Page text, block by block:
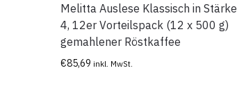
Melitta Auslese Klassisch in Stärke
4, 12er Vorteilspack (12 x 500 g)
gemahlener Röstkaffee
€85,69 inkl. MwSt.